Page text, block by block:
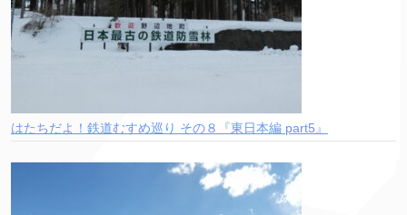
はたちだよ！鉄道むすめ巡り その８『東日本編 part5』